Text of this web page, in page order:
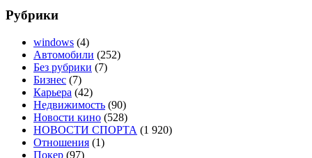
Рубрики
windows (4)
Автомобили (252)
Без рубрики (7)
Бизнес (7)
Карьера (42)
Недвижимость (90)
Новости кино (528)
НОВОСТИ СПОРТА (1 920)
Отношения (1)
Покер (97)